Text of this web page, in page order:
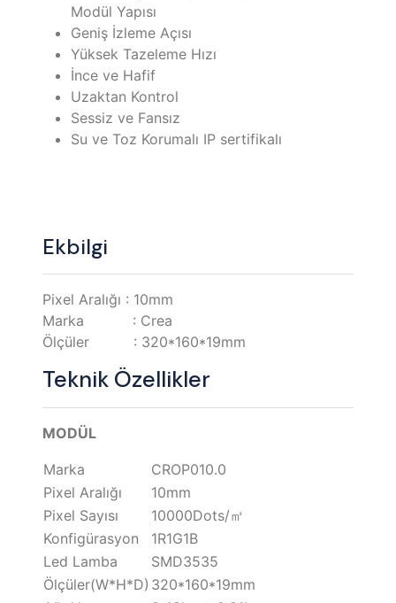
Modül Yapısı
Geniş İzleme Açısı
Yüksek Tazeleme Hızı
İnce ve Hafif
Uzaktan Kontrol
Sessiz ve Fansız
Su ve Toz Korumalı IP sertifikalı
Ekbilgi
Pixel Aralığı : 10mm
Marka : Crea
Ölçüler : 320*160*19mm
Teknik Özellikler
MODÜL
Marka
CROP010.0
Pixel Aralığı
10mm
Pixel Sayısı
10000Dots/㎡
Konfigürasyon
1R1G1B
Led Lamba
SMD3535
Ölçüler(W*H*D) 320*160*19mm